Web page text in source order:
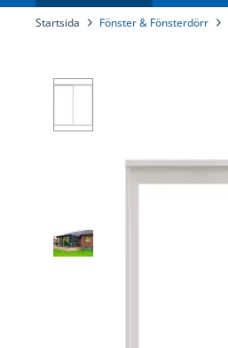
Startsida Fönster & Fönsterdörr